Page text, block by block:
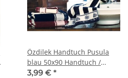
Özdilek Handtuch Pusula
blau 50x90 Handtuch /
Handtücher
3,99 € *